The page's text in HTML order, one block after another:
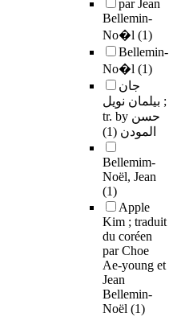
par Jean
Bellemin-
No�l (1)
Bellemin-
No�l (1)
جان
بيلمان نويل ;
tr. by حسن
المودن (1)
Bellemim-
Noël, Jean
(1)
Apple
Kim ; traduit
du coréen
par Choe
Ae-young et
Jean
Bellemin-
Noël (1)